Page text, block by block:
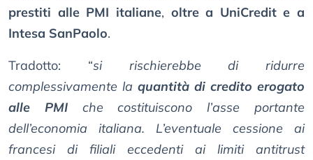
prestiti alle PMI italiane, oltre a UniCredit e a
Intesa SanPaolo.
Tradotto: “si rischierebbe di ridurre
complessivamente la quantità di credito erogato
alle PMIche costituiscono l’asse portante
dell’economia italiana. L’eventuale cessione ai
francesi di filiali eccedenti ai limiti antitrust